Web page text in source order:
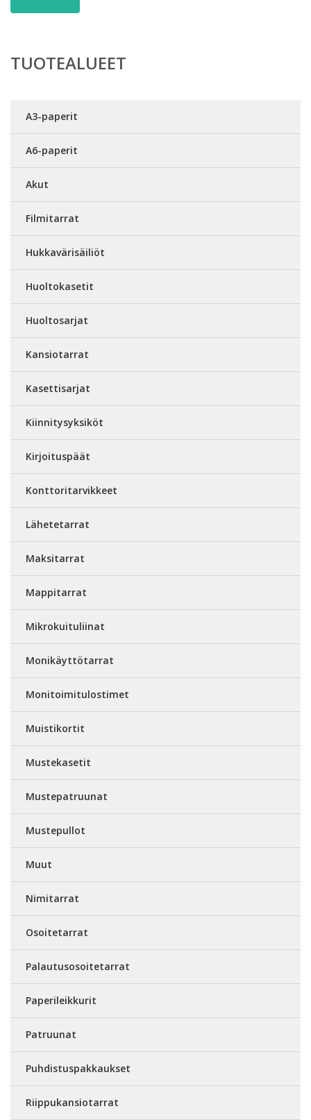
TUOTEALUEET
A3-paperit
A6-paperit
Akut
Filmitarrat
Hukkavärisäiliöt
Huoltokasetit
Huoltosarjat
Kansiotarrat
Kasettisarjat
Kiinnitysyksiköt
Kirjoituspäät
Konttoritarvikkeet
Lähetetarrat
Maksitarrat
Mappitarrat
Mikrokuituliinat
Monikäyttötarrat
Monitoimitulostimet
Muistikortit
Mustekasetit
Mustepatruunat
Mustepullot
Muut
Nimitarrat
Osoitetarrat
Palautusosoitetarrat
Paperileikkurit
Patruunat
Puhdistuspakkaukset
Riippukansiotarrat